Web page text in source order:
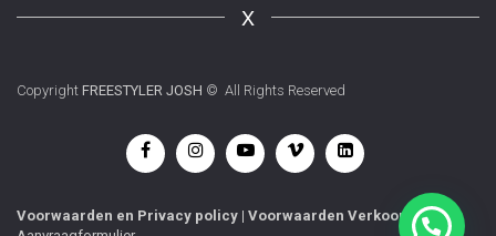
X
Copyright FREESTYLER JOSH © All Rights Reserved
Voorwaarden en Privacy policy | Voorwaarden Verkoop |